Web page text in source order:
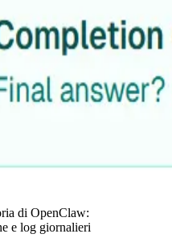
di OpenClaw:
e log giornalieri